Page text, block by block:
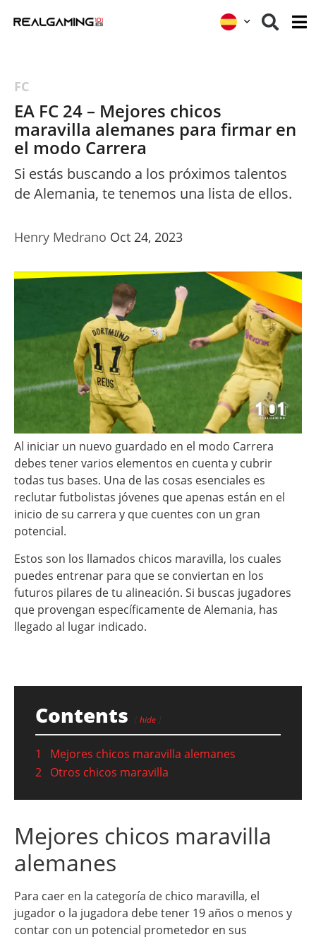
FC
EA FC 24 – Mejores chicos
maravilla alemanes para firmar en
el modo Carrera
Si estás buscando a los próximos talentos
de Alemania, te tenemos una lista de ellos.
Henry Medrano Oct 24, 2023
Al iniciar un nuevo guardado en el modo Carrera
debes tener varios elementos en cuenta y cubrir
todas tus bases. Una de las cosas esenciales es
reclutar futbolistas jóvenes que apenas están en el
inicio de su carrera y que cuentes con un gran
potencial.
Estos son los llamados chicos maravilla, los cuales
puedes entrenar para que se conviertan en los
futuros pilares de tu alineación. Si buscas jugadores
que provengan específicamente de Alemania, has
llegado al lugar indicado.
Contents hide
1
Mejores chicos maravilla alemanes
2 Otros chicos maravilla
Mejores chicos maravilla
alemanes
Para caer en la categoría de chico maravilla, el
jugador o la jugadora debe tener 19 años o menos y
contar con un potencial prometedor en sus